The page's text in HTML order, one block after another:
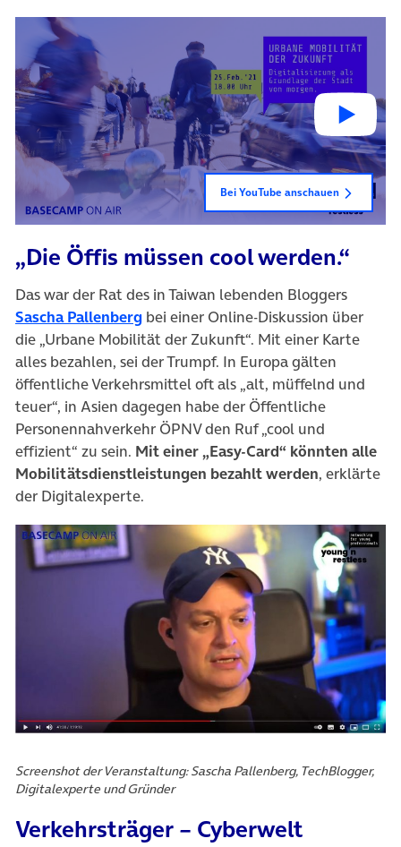
Bei YouTube anschauen
„Die Öffis müssen cool werden.“
Das war der Rat des in Taiwan lebenden Bloggers
Sascha Pallenberg bei einer Online-Diskussion über
die „Urbane Mobilität der Zukunft“. Mit einer Karte
alles bezahlen, sei der Trumpf. In Europa gälten
öffentliche Verkehrsmittel oft als „alt, müffelnd und
teuer“, in Asien dagegen habe der Öffentliche
Personennahverkehr ÖPNV den Ruf „cool und
effizient“ zu sein. Mit einer „Easy-Card“ könnten alle
Mobilitätsdienstleistungen bezahlt werden, erklärte
der Digitalexperte.
Screenshot der Veranstaltung: Sascha Pallenberg, TechBlogger,
Digitalexperte und Gründer
Verkehrsträger – Cyberwelt